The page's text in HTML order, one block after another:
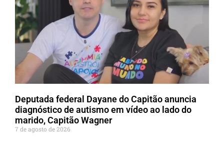
Deputada federal Dayane do Capitão anuncia
diagnóstico de autismo em vídeo ao lado do
marido, Capitão Wagner
7 de agosto de 2026